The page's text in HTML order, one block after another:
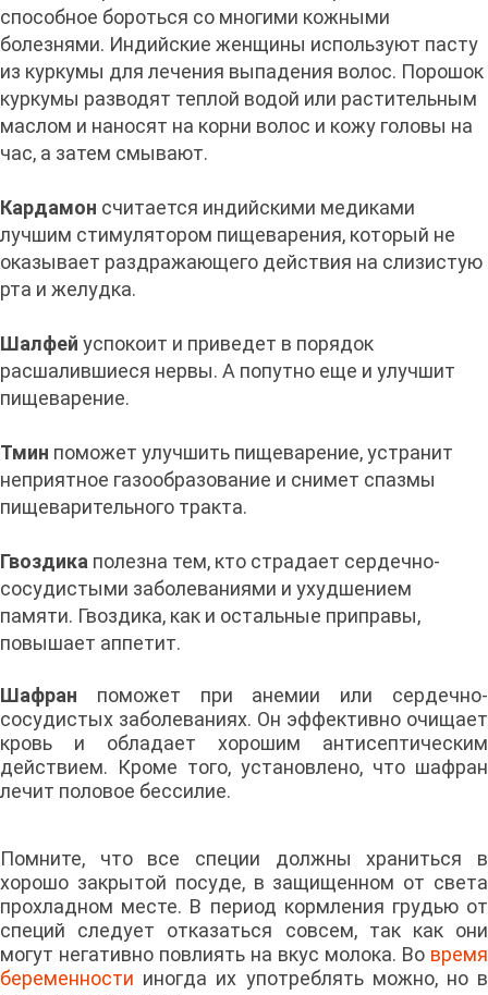
способное бороться со многими кожными
болезнями. Индийские женщины используют пасту
из куркумы для лечения выпадения волос. Порошок
куркумы разводят теплой водой или растительным
маслом и наносят на корни волос и кожу головы на
час, а затем смывают.
Кардамон считается индийскими медиками
лучшим стимулятором пищеварения, который не
оказывает раздражающего действия на слизистую
рта и желудка.
Шалфей успокоит и приведет в порядок
расшалившиеся нервы. А попутно еще и улучшит
пищеварение.
Тмин поможет улучшить пищеварение, устранит
неприятное газообразование и снимет спазмы
пищеварительного тракта.
Гвоздика полезна тем, кто страдает сердечно-
сосудистыми заболеваниями и ухудшением
памяти. Гвоздика, как и остальные приправы,
повышает аппетит.
Шафран поможет при анемии или сердечно-
сосудистых заболеваниях. Он эффективно очищает
кровь и обладает хорошим антисептическим
действием. Кроме того, установлено, что шафран
лечит половое бессилие.
Помните, что все специи должны храниться в
хорошо закрытой посуде, в защищенном от света
прохладном месте. В период кормления грудью от
специй следует отказаться совсем, так как они
могут негативно повлиять на вкус молока. Во время
беременности иногда их употреблять можно, но в